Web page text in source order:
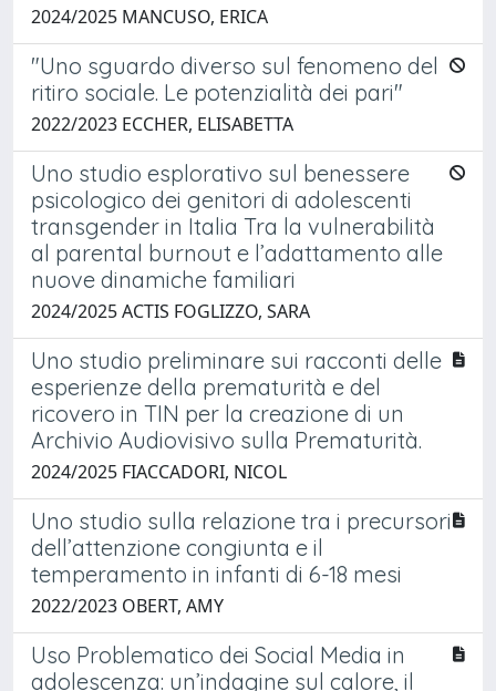
2024/2025 MANCUSO, ERICA
"Uno sguardo diverso sul fenomeno del
ritiro sociale. Le potenzialità dei pari"
2022/2023 ECCHER, ELISABETTA
Uno studio esplorativo sul benessere
psicologico dei genitori di adolescenti
transgender in Italia Tra la vulnerabilità
al parental burnout e l’adattamento alle
nuove dinamiche familiari
2024/2025 ACTIS FOGLIZZO, SARA
Uno studio preliminare sui racconti delle
esperienze della prematurità e del
ricovero in TIN per la creazione di un
Archivio Audiovisivo sulla Prematurità.
2024/2025 FIACCADORI, NICOL
Uno studio sulla relazione tra i precursori
dell’attenzione congiunta e il
temperamento in infanti di 6-18 mesi
2022/2023 OBERT, AMY
Uso Problematico dei Social Media in
adolescenza: un’indagine sul calore, il